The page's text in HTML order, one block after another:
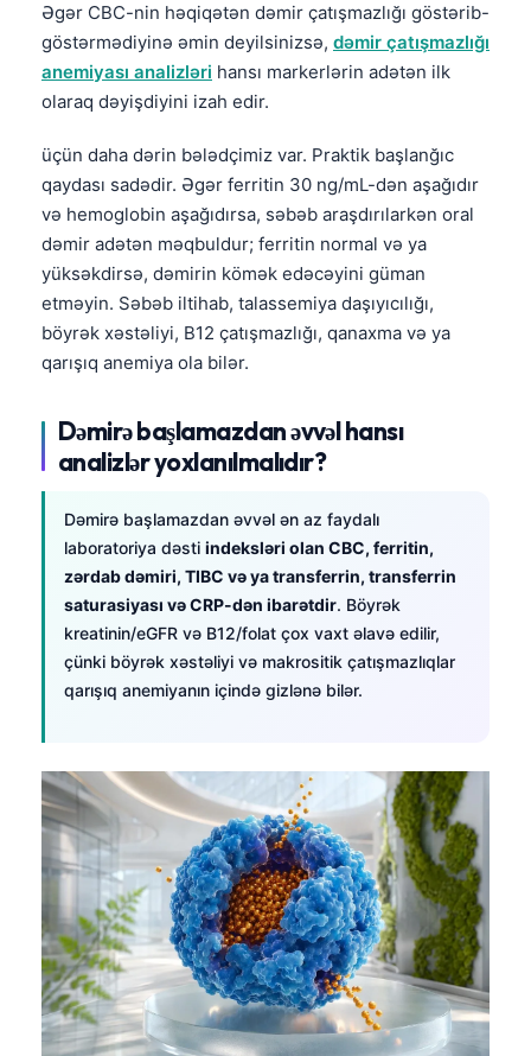
Əgər CBC-nin həqiqətən dəmir çatışmazlığı göstərib-
göstərmədiyinə əmin deyilsinizsə, dəmir çatışmazlığı
anemiyası analizləri hansı markerlərin adətən ilk
olaraq dəyişdiyini izah edir.
üçün daha dərin bələdçimiz var. Praktik başlanğıc
qaydası sadədir. Əgər ferritin 30 ng/mL-dən aşağıdır
və hemoglobin aşağıdırsa, səbəb araşdırılarkən oral
dəmir adətən məqbuldur; ferritin normal və ya
yüksəkdirsə, dəmirin kömək edəcəyini güman
etməyin. Səbəb iltihab, talassemiya daşıyıcılığı,
böyrək xəstəliyi, B12 çatışmazlığı, qanaxma və ya
qarışıq anemiya ola bilər.
Dəmirə başlamazdan əvvəl hansı
analizlər yoxlanılmalıdır?
Dəmirə başlamazdan əvvəl ən az faydalı
laboratoriya dəsti indeksləri olan CBC, ferritin,
zərdab dəmiri, TIBC və ya transferrin, transferrin
saturasiyası və CRP-dən ibarətdir. Böyrək
kreatinin/eGFR və B12/folat çox vaxt əlavə edilir,
çünki böyrək xəstəliyi və makrositik çatışmazlıqlar
qarışıq anemiyanın içində gizlənə bilər.